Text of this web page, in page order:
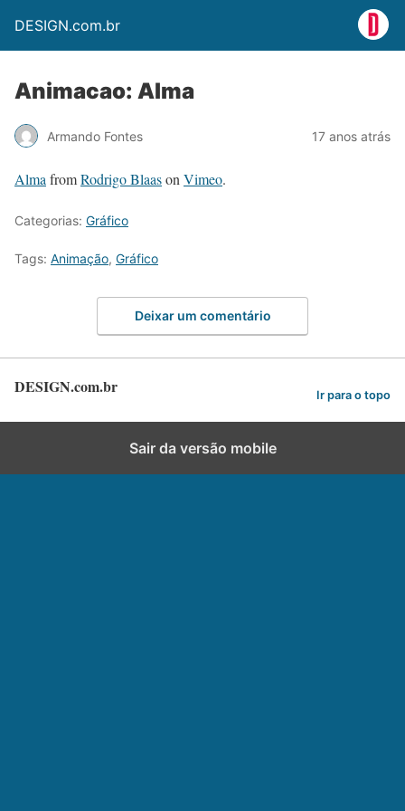
DESIGN.com.br
Animacao: Alma
Armando Fontes 17 anos atrás
Alma fromRodrigo Blaason Vimeo.
Categorias: Gráfico
Tags: Animação, Gráfico
Deixar um comentário
DESIGN.com.br Ir para o topo
Sair da versão mobile